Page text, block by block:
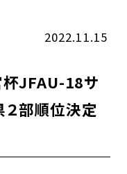
2022.11.15
杯JFAU-18サ
部順位決定